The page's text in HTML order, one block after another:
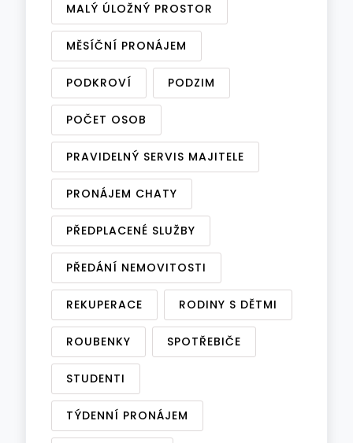
MALÝ ÚLOŽNÝ PROSTOR
MĚSÍČNÍ PRONÁJEM
PODKROVÍ PODZIM
POČET OSOB
PRAVIDELNÝ SERVIS MAJITELE
PRONÁJEM CHATY
PŘEDPLACENÉ SLUŽBY
PŘEDÁNÍ NEMOVITOSTI
REKUPERACE RODINY S DĚTMI
ROUBENKY SPOTŘEBIČE
STUDENTI
TÝDENNÍ PRONÁJEM